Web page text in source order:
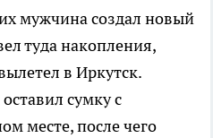
мужчина создал новый
туда накопления,
в Иркутск.
сумку с
месте, после чего